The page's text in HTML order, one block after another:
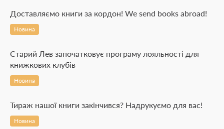
Доставляємо книги за кордон! We send books abroad!
Новина
Старий Лев започатковує програму лояльності для
книжкових клубів
Новина
Тираж нашої книги закінчився? Надрукуємо для вас!
Новина